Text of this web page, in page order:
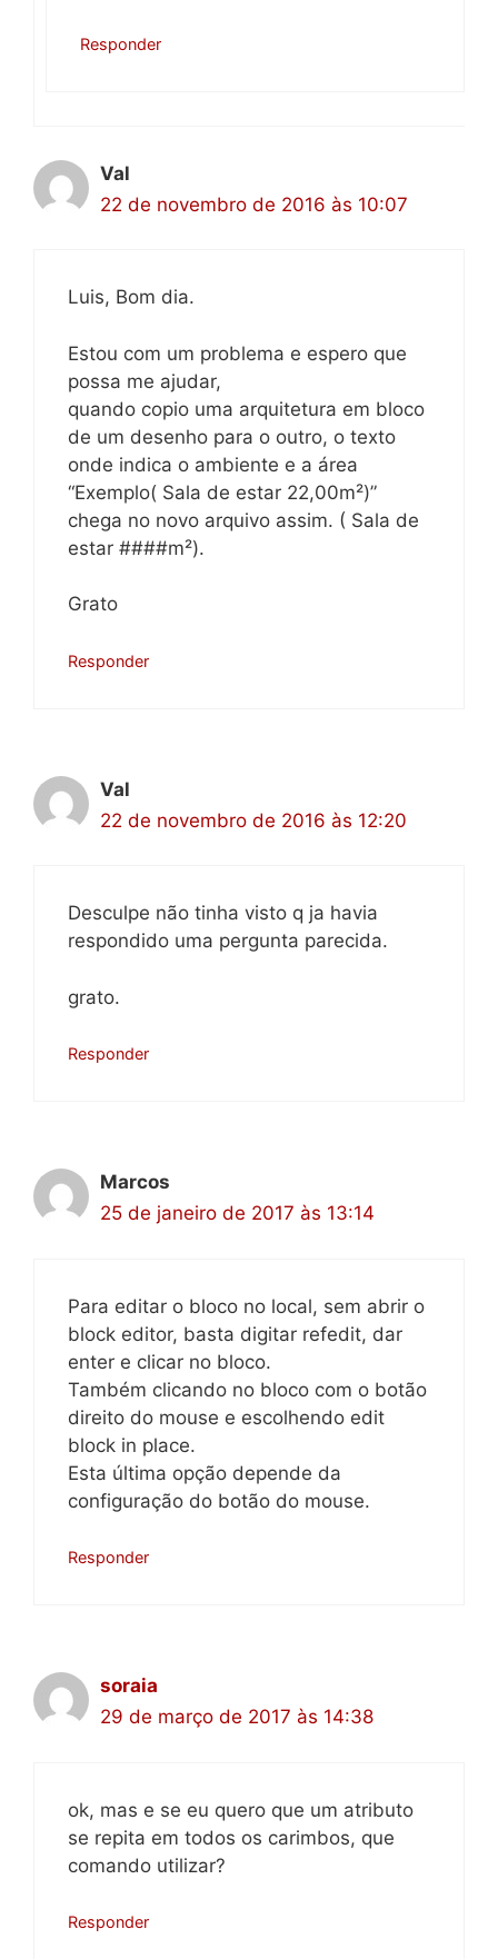
Responder
Val
22 de novembro de 2016 às 10:07
Luis, Bom dia.
Estou com um problema e espero que
possa me ajudar,
quando copio uma arquitetura em bloco
de um desenho para o outro, o texto
onde indica o ambiente e a área
“Exemplo( Sala de estar 22,00m²)”
chega no novo arquivo assim. ( Sala de
estar ####m²).
Grato
Responder
Val
22 de novembro de 2016 às 12:20
Desculpe não tinha visto q ja havia
respondido uma pergunta parecida.
grato.
Responder
Marcos
25 de janeiro de 2017 às 13:14
Para editar o bloco no local, sem abrir o
block editor, basta digitar refedit, dar
enter e clicar no bloco.
Também clicando no bloco com o botão
direito do mouse e escolhendo edit
block in place.
Esta última opção depende da
configuração do botão do mouse.
Responder
soraia
29 de março de 2017 às 14:38
ok, mas e se eu quero que um atributo
se repita em todos os carimbos, que
comando utilizar?
Responder